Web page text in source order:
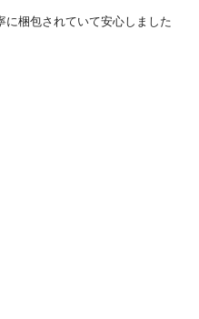
梱包されていて安心しました